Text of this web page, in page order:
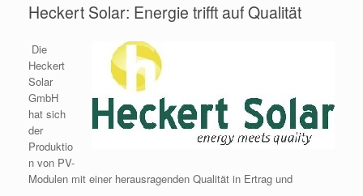
Heckert Solar: Energie trifft auf Qualität
Die
Heckert
Solar
GmbH
hat sich
der
Produktio
n von PV-
Modulen mit einer herausragenden Qualität in Ertrag und